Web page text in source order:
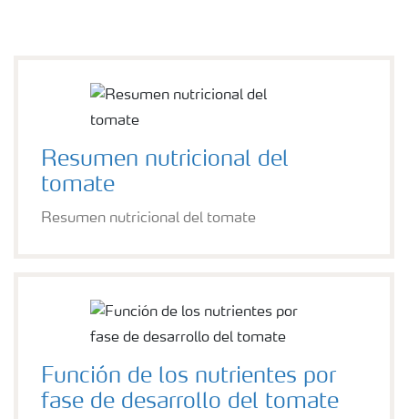
Resumen nutricional del
tomate
Resumen nutricional del tomate
Función de los nutrientes por
fase de desarrollo del tomate